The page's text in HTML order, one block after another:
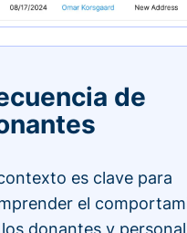
de
es clave para
el